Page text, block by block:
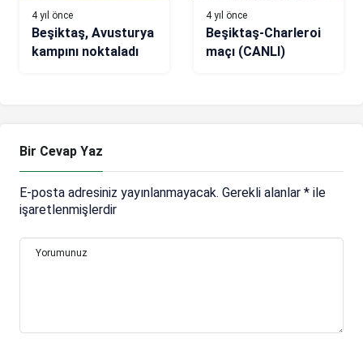
4 yıl önce
Beşiktaş, Avusturya
kampını noktaladı
4 yıl önce
Beşiktaş-Charleroi
maçı (CANLI)
Bir Cevap Yaz
E-posta adresiniz yayınlanmayacak. Gerekli alanlar * ile
işaretlenmişlerdir
Yorumunuz